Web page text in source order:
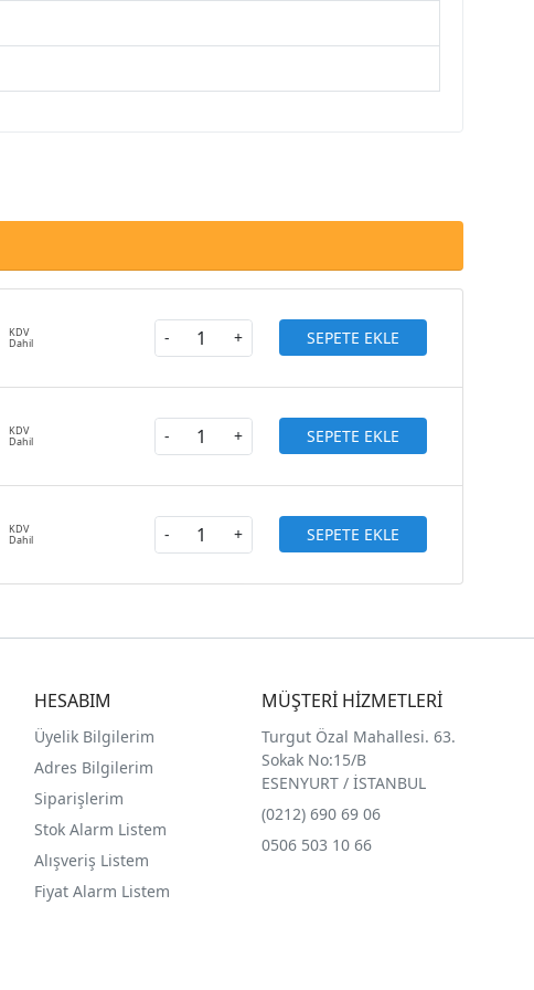
- + SEPETE EKLE
- + SEPETE EKLE
- + SEPETE EKLE
HESABIM
Üyelik Bilgilerim
Adres Bilgilerim
Siparişlerim
Stok Alarm Listem
Alışveriş Listem
Fiyat Alarm Listem
MÜŞTERİ HİZMETLERİ
Turgut Özal Mahallesi. 63.
Sokak No:15/B
ESENYURT / İSTANBUL
(0212) 690 69 06
0506 503 10 66